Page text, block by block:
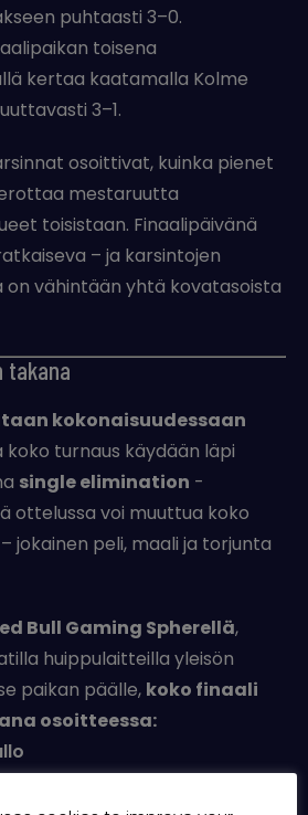
puhtaasti 3–0.
toisena
kertaa kaatamalla Kolme
3–1.
osoittivat, kuinka pienet
mestaruutta
toisistaan. Finaalipäivänä
– ja karsintojen
on vähintään yhtä kovatasoista
takana
kokonaisuudessaan
koko turnaus käydään läpi
single elimination -
ottelussa voi muuttua koko
jokainen peli, maali ja torjunta
Bull Gaming Spherellä,
huippulaitteilla yleisön
paikan päälle, koko finaali
osoitteessa:
jaossa